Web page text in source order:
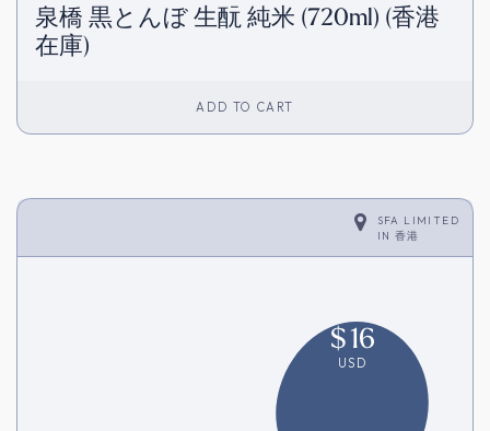
泉橋 黒とんぼ 生酛 純米 (720ml) (香港
在庫)
ADD TO CART
SFA LIMITED
IN 香港
$16
USD